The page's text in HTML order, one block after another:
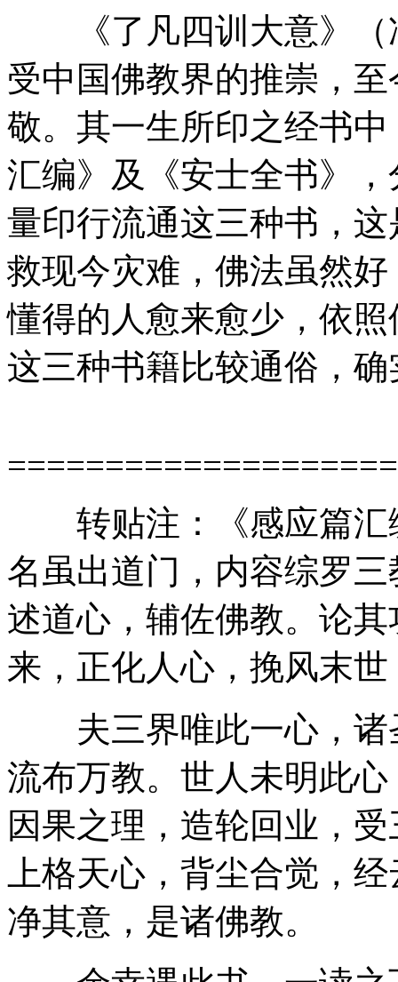
《了凡四训大意》（
受中国佛教界的推崇，
敬。其一生所印之经书
汇编》及《安士全书》
量印行流通这三种书，
救现今灾难，佛法虽然
懂得的人愈来愈少，依
这三种书籍比较通俗，
转贴注：《感应篇汇
名虽出道门，内容综罗
述道心，辅佐佛教。论
来，正化人心，挽风末
夫三界唯此一心，诸
流布万教。世人未明此
因果之理，造轮回业，
上格天心，背尘合觉，
净其意，是诸佛教。